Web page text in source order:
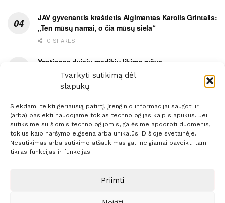
Tvarkyti sutikimą dėl
slapukų
Siekdami teikti geriausią patirtį, įrenginio informacijai saugoti ir
(arba) pasiekti naudojame tokias technologijas kaip slapukus. Jei
sutiksime su šiomis technologijomis, galėsime apdoroti duomenis,
tokius kaip naršymo elgsena arba unikalūs ID šioje svetainėje.
Nesutikimas arba sutikimo atšaukimas gali neigiamai paveikti tam
tikras funkcijas ir funkcijas.
Priimti
JAV gyvenantis kraštietis Algimantas Karolis Grintalis:
„Ten mūsų namai, o čia mūsų siela“
0 SHARES
Ypatingas dviejų medikių likimo ryšys
0 SHARES
Prenumerata Reklama Taisyklės Kontaktai
© 2021 Visos teisės saugomos